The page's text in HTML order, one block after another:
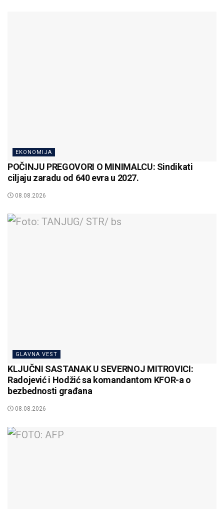
EKONOMIJA
POČINJU PREGOVORI O MINIMALCU: Sindikati
ciljaju zaradu od 640 evra u 2027.
08.08.2026
GLAVNA VEST
KLJUČNI SASTANAK U SEVERNOJ MITROVICI:
Radojević i Hodžić sa komandantom KFOR-a o
bezbednosti građana
08.08.2026